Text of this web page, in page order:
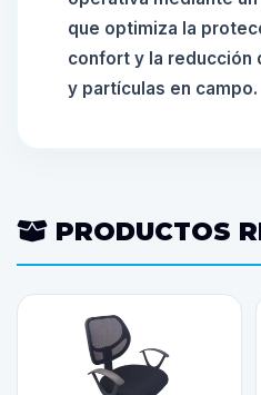
que optimiza la
confort y la reducción
y partículas en campo.
PRODUCTOS